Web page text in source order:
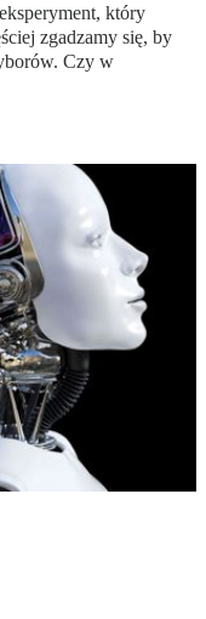
który
zgadzamy się, by
Czy w